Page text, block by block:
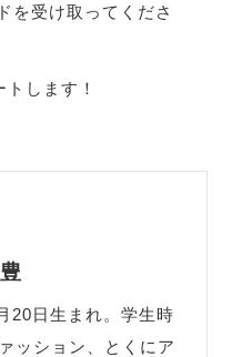
を受け取ってくださ
します！
20日生まれ。学生時
ッション、とくにア